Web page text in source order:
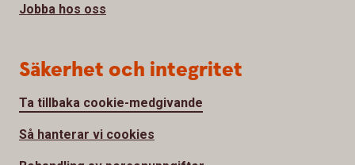
Jobba hos oss
Säkerhet och integritet
Ta tillbaka cookie-medgivande
Så hanterar vi cookies